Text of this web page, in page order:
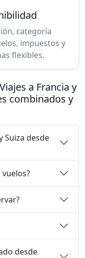
categoría
impuestos y
flexibles.
a Francia y
combinados y
Suiza desde
desde